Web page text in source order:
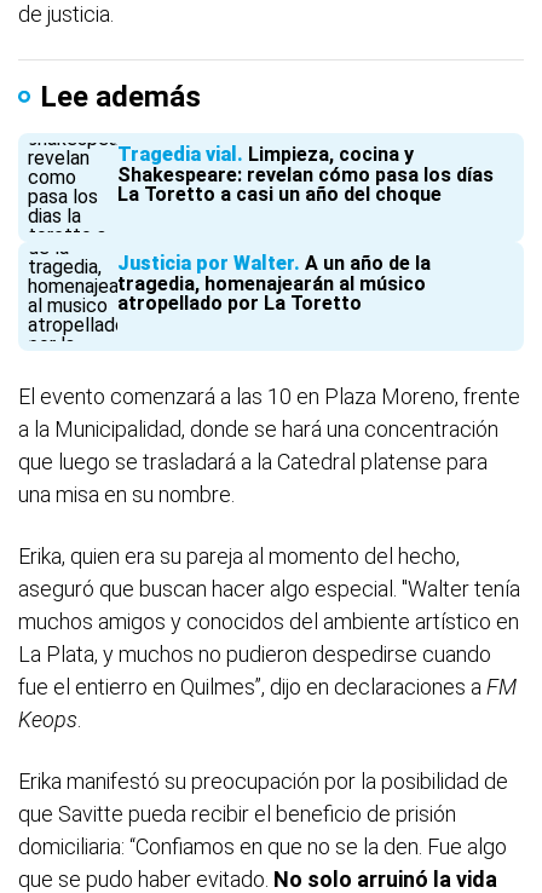
de justicia.
Lee además
Tragedia vial
Limpieza, cocina y
Shakespeare: revelan cómo pasa los días
La Toretto a casi un año del choque
Justicia por Walter A un año de la
tragedia, homenajearán al músico
atropellado por La Toretto
El evento comenzará a las 10 en Plaza Moreno, frente
a la Municipalidad, donde se hará una concentración
que luego se trasladará a la Catedral platense para
una misa en su nombre.
Erika, quien era su pareja al momento del hecho,
aseguró que buscan hacer algo especial. "Walter tenía
muchos amigos y conocidos del ambiente artístico en
La Plata, y muchos no pudieron despedirse cuando
fue el entierro en Quilmes”, dijo en declaraciones a FM
Keops
Erika manifestó su preocupación por la posibilidad de
que Savitte pueda recibir el beneficio de prisión
domiciliaria: “Confiamos en que no se la den. Fue algo
que se pudo haber evitado. No solo arruinó la vida